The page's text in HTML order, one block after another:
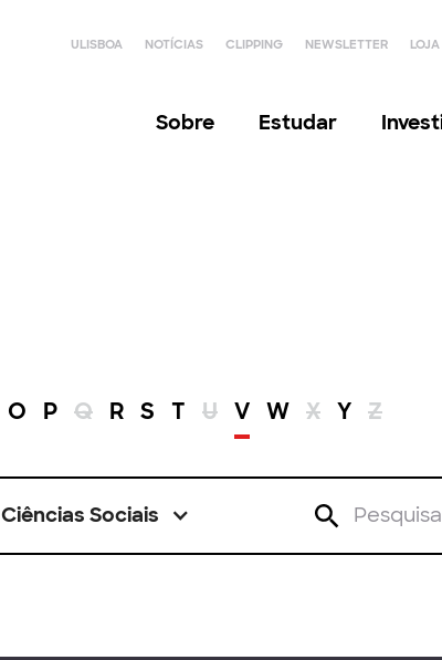
ULISBOA NOTÍCIAS CLIPPING NEWSLETTER LOJA
Sobre Estudar
O P Q R S T U V W X Y Z
Ciências Sociais